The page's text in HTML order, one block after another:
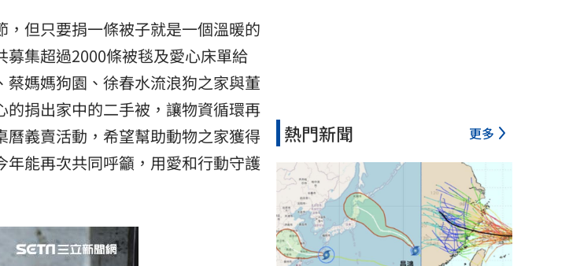
但只要捐一條被子就是一個溫暖的
集超過2000條被毯及愛心床單給
媽媽狗園、徐春水流浪狗之家與董
捐出家中的二手被，讓物資循環再
義賣活動，希望幫助動物之家獲得
能再次共同呼籲，用愛和行動守護
熱門新聞 更多